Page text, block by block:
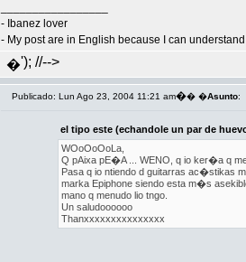
- Ibanez lover
- My post are in English because I can
�'); //-->
Publicado: Lun Ago 23, 2004 11:21 am�� �Asunto:
el tipo este (echandole un par de
WOoOoOoLa,
Q pAixa pE�A ... WENO, q io ker�a q
Pasa q io ntiendo d guitarras ac�stikas
marka Epiphone siendo esta m�s
mano q menudo lio tngo.
Un saludoooooo
Thanxxxxxxxxxxxxxxx